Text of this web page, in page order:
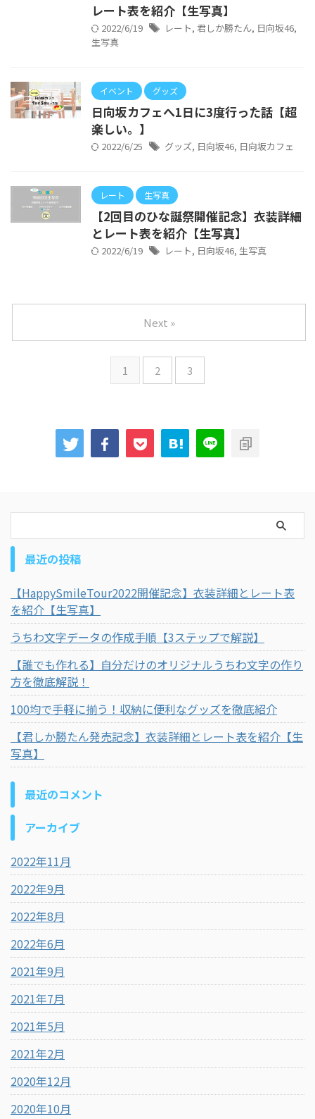
レート表を紹介【生写真】
2022/6/19 レート, 君しか勝たん, 日向坂46,
生写真
イベント グッズ
日向坂カフェへ1日に3度行った話【超
楽しい。】
2022/6/25 グッズ, 日向坂46, 日向坂カフェ
レート 生写真
【2回目のひな誕祭開催記念】衣装詳細
とレート表を紹介【生写真】
2022/6/19 レート, 日向坂46, 生写真
1 2 3
Next »
最近の投稿
【HappySmileTour2022開催記念】衣装詳細とレート表
を紹介【生写真】
うちわ文字データの作成手順【3ステップで解説】
【誰でも作れる】自分だけのオリジナルうちわ文字の作り
方を徹底解説！
100均で手軽に揃う！収納に便利なグッズを徹底紹介
【君しか勝たん発売記念】衣装詳細とレート表を紹介【生
写真】
最近のコメント
アーカイブ
2022年11月
2022年9月
2022年8月
2022年6月
2021年9月
2021年7月
2021年5月
2021年2月
2020年12月
2020年10月